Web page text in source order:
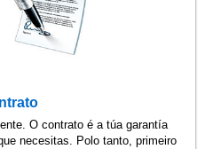
O contrato é a túa garantía
necesitas. Polo tanto, primeiro